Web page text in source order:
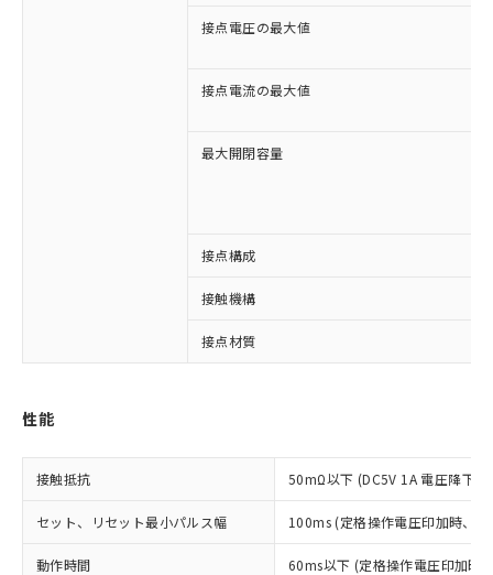
接点電圧の最大値
接点電流の最大値
最大開閉容量
接点構成
接触機構
接点材質
性能
接触抵抗 50mΩ以下 (DC5V 1A 電圧降下法)
セット、リセット最小パルス幅 100ms (定格操作電圧印加時、
動作時間 60ms以下 (定格操作電圧印加時
以下の条件をお読みいただき、同意のうえ
ご利用ください。
本サービスは、当社制御機器事業取扱
対応済み：EU RoHS指令（10物質）の
非含有に対応した製品が提供可能な商品で
商品です。
対応予定なし：EU RoHS指令（10物質）の
非含有に非対応の商品で、対応品を出す予
定はありません。
調査・確認中：EU RoHS指令（10物質）の
非含有の対応状況を調査中または確認中の
※1 中国RoHS○×表